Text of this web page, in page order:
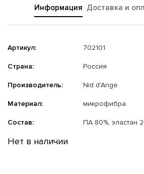
Информация Доставка и
Артикул: 702101
Страна: Россия
Производитель: Nid d'Ange
Материал: микрофибра
Состав: ПА 80%, эластан
Нет в наличии